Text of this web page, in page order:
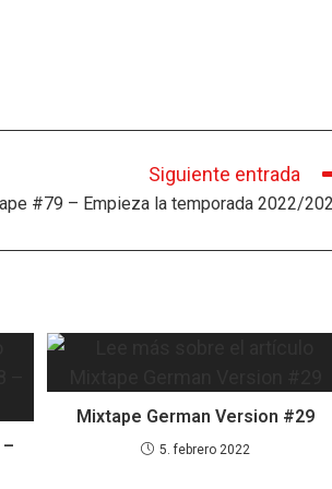
Siguiente entrada
#79 – Empieza la temporada 2022/
–
Mixtape German Version #29
5. febrero 2022